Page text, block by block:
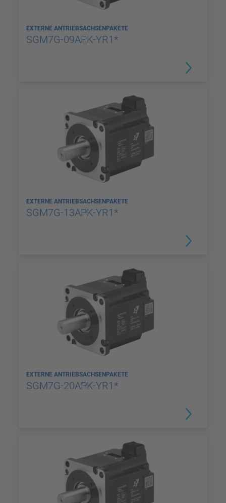
EXTERNE ANTRIEBSACHSENPAKETE
SGM7G-09APK-YR1*
EXTERNE ANTRIEBSACHSENPAKETE
SGM7G-13APK-YR1*
EXTERNE ANTRIEBSACHSENPAKETE
SGM7G-20APK-YR1*